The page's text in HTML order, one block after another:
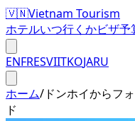
🇻🇳Vietnam Tourism
ホテルいつ行くかビザ予
ENFRESVIITKOJARU
ホーム/ ドンホイからフ
ド